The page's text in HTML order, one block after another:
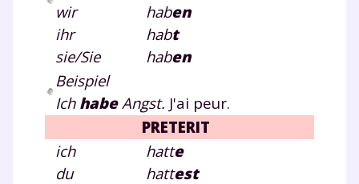
wir
ihr
sie/Sie
haben
habt
haben
Beispiel
Ich habe Angst. J'ai peur.
PRETERIT
ich
du
hatte
hattest